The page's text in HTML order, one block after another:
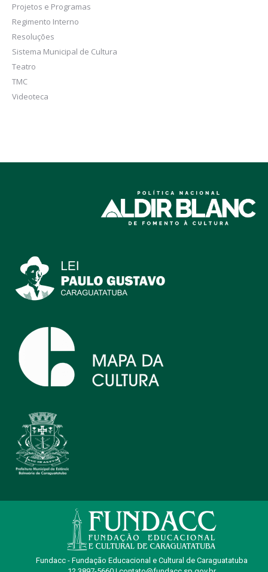
Projetos e Programas
Regimento Interno
Resoluções
Sistema Municipal de Cultura
Teatro
TMC
Videoteca
Fundacc - Fundação Educacional e Cultural de Caraguatatuba